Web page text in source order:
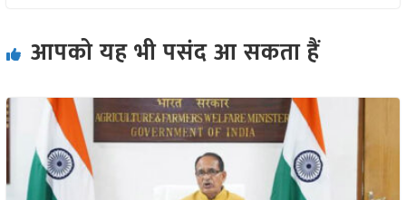
आपको यह भी पसंद आ सकता हैं